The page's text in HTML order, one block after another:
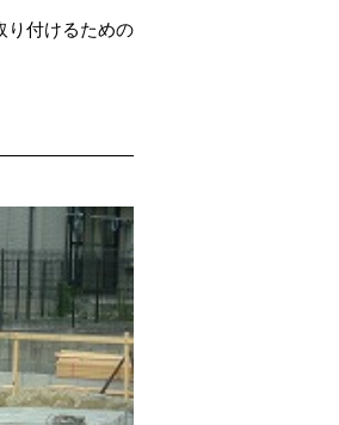
り付けるための